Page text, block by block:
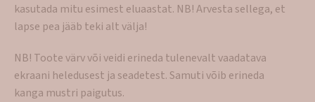
kasutada mitu esimest eluaastat. NB! Arvesta sellega, et
lapse pea jääb teki alt välja!
NB! Toote värv või veidi erineda tulenevalt vaadatava
ekraani heledusest ja seadetest. Samuti võib erineda
kanga mustri paigutus.